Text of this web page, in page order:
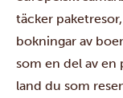
täcker
bokningar av
som en del av en
land du som